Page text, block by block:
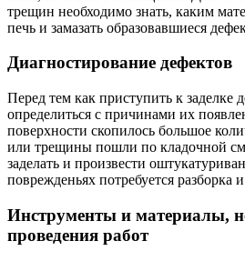
трещин необходимо знать, каким
печь и замазать образовавшиеся
Диагностирование дефектов
Перед тем как приступить к заделке
определиться с причинами их
поверхности скопилось большое
или трещины пошли по кладочной
заделать и произвести
поврежденьях потребуется разборка
Инструменты и материалы,
проведения работ